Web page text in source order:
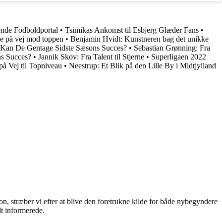
Fodboldportal • Tsimikas Ankomst til Esbjerg Glæder Fans •
på vej mod toppen • Benjamin Hvidt: Kunstneren bag det unikke
De Gentage Sidste Sæsons Succes? • Sebastian Grønning: Fra
Succes? • Jannik Skov: Fra Talent til Stjerne • Superligaen 2022
Vej til Topniveau • Neestrup: Et Blik på den Lille By i Midtjylland
stræber vi efter at blive den foretrukne kilde for både nybegyndere
informerede.